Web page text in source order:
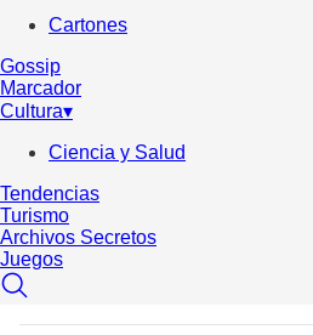
Cartones
Gossip
Marcador
Cultura▾
Ciencia y Salud
Tendencias
Turismo
Archivos Secretos
Juegos